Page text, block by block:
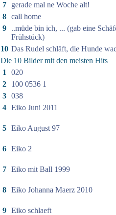
7
gerade mal ne Woche alt!
8 call home
9
..müde bin ich, ... (gab eine
Frühstück)
10 Das Rudel schläft, die Hunde
Die 10 Bilder mit den meisten Hits
1
020
2
100 0536 1
3 038
4 Eiko Juni 2011
5 Eiko August 97
6 Eiko 2
7 Eiko mit Ball 1999
8 Eiko Johanna Maerz 2010
9 Eiko schlaeft